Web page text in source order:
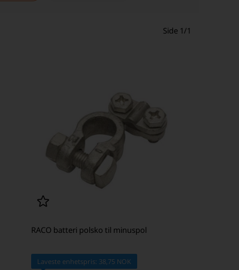
Side 1/1
RACO batteri polsko til minuspol
Laveste enhetspris: 38,75 NOK